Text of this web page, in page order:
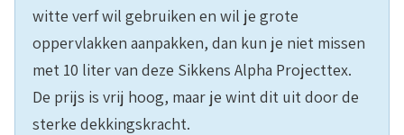
witte verf wil gebruiken en wil je grote
oppervlakken aanpakken, dan kun je niet missen
met 10 liter van deze Sikkens Alpha Projecttex.
De prijs is vrij hoog, maar je wint dit uit door de
sterke dekkingskracht.